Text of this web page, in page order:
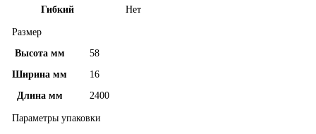
Гибкий
Нет
Размер
Высота мм
58
Ширина мм
16
Длина мм
2400
Параметры упаковки